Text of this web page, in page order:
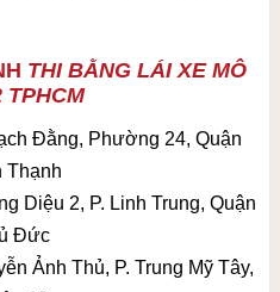
THI BẰNG LÁI XE MÔ
TPHCM
Đằng, Phường 24, Quận
Thạnh
Diệu 2, P. Linh Trung, Quận
Đức
Ảnh Thủ, P. Trung Mỹ Tây,